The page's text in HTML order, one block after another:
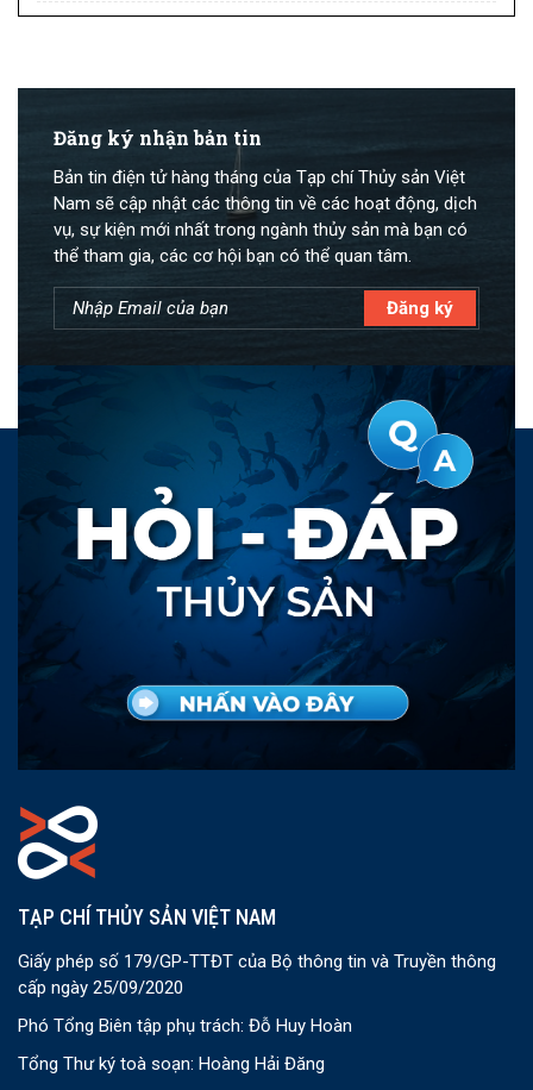
Đăng ký nhận bản tin
Bản tin điện tử hàng tháng của Tạp chí Thủy sản Việt
Nam sẽ cập nhật các thông tin về các hoạt động, dịch
vụ, sự kiện mới nhất trong ngành thủy sản mà bạn có
thể tham gia, các cơ hội bạn có thể quan tâm.
TẠP CHÍ THỦY SẢN VIỆT NAM
Giấy phép số 179/GP-TTĐT của Bộ thông tin và Truyền thông
cấp ngày 25/09/2020
Phó Tổng Biên tập phụ trách: Đỗ Huy Hoàn
Tổng Thư ký toà soạn: Hoàng Hải Đăng